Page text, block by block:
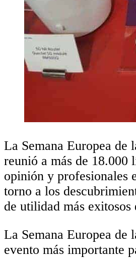
La Semana Europea de
reunió a más de 18.000
opinión y profesionales
torno a los
de utilidad más exitosos
La Semana Europea de
evento más importante